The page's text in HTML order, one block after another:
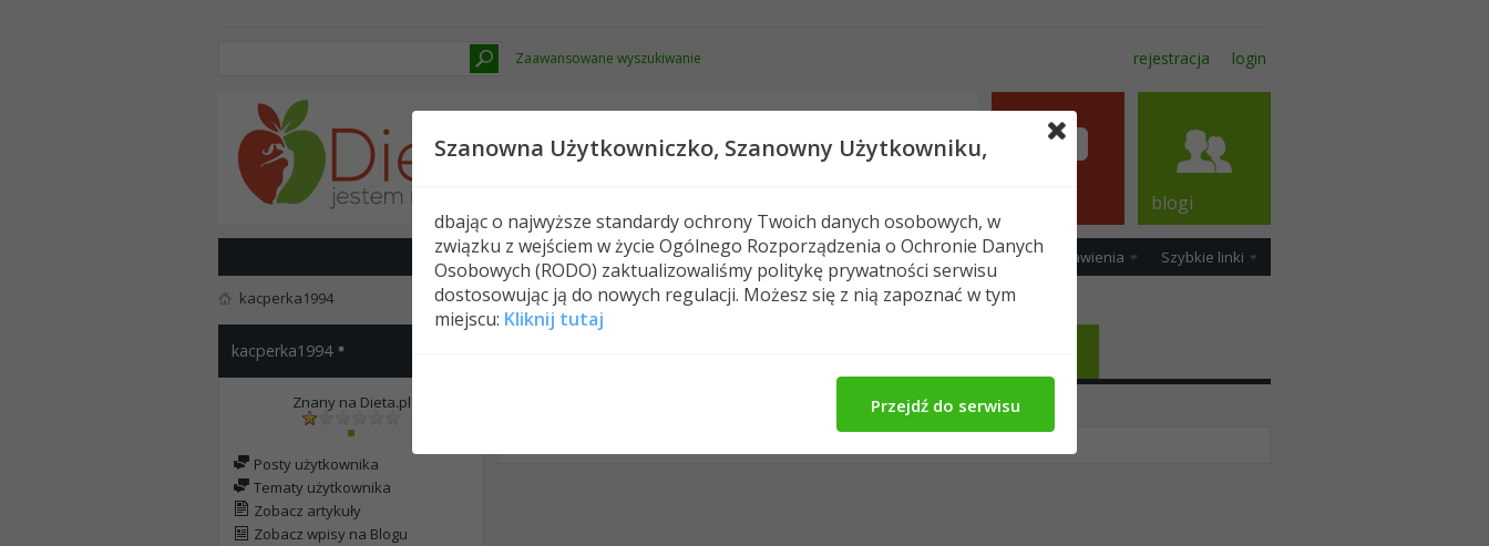
Zaawansowane wyszukiwanie rejestracja login
Nowe posty FAQ Kalendarz Spełeczność Ustawienia Szybkie linki
blogi
kacperka1994
kacperka1994
Znany na Dieta.pl
Posty użytkownika
Tematy użytkownika
Zobacz artykuły
Zobacz wpisy na Blogu
Szanowna Użytkowniczko, Szanowny Użytkowniku,
dbając o najwyższe standardy ochrony Twoich danych osobowych, w
związku z wejściem w życie Ogólnego Rozporządzenia o Ochronie Danych
Osobowych (RODO) zaktualizowaliśmy politykę prywatności serwisu
dostosowując ją do nowych regulacji. Możesz się z nią zapoznać w tym
miejscu: Kliknij tutaj
Przejdź do serwisu